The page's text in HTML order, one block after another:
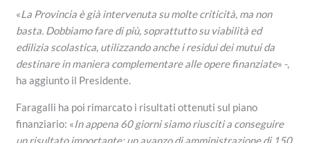
«La Provincia è già intervenuta su molte criticità, ma non
basta. Dobbiamo fare di più, soprattutto su viabilità ed
edilizia scolastica, utilizzando anche i residui dei mutui da
destinare in maniera complementare alle opere finanziate» -,
ha aggiunto il Presidente.
Faragalli ha poi rimarcato i risultati ottenuti sul piano
finanziario: «In appena 60 giorni siamo riusciti a conseguire
un risultato importante: un avanzo di amministrazione di 150